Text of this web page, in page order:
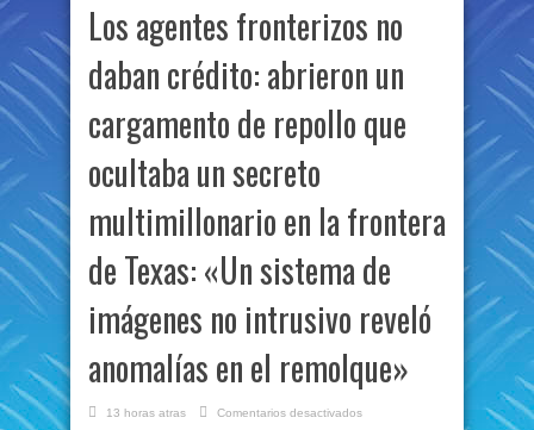
Los agentes fronterizos no
daban crédito: abrieron un
cargamento de repollo que
ocultaba un secreto
multimillonario en la frontera
de Texas: «Un sistema de
imágenes no intrusivo reveló
anomalías en el remolque»
13 horas atras Comentarios desactivados